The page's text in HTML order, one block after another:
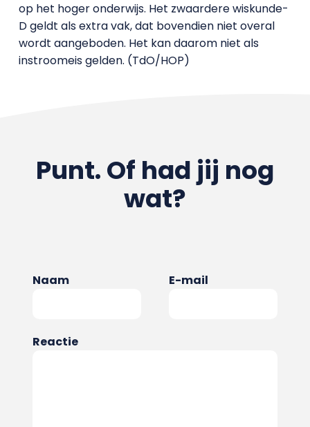
op het hoger onderwijs. Het zwaardere wiskunde-
D geldt als extra vak, dat bovendien niet overal
wordt aangeboden. Het kan daarom niet als
instroomeis gelden. (TdO/HOP)
Punt. Of had jij nog
wat?
Naam E-mail
Reactie